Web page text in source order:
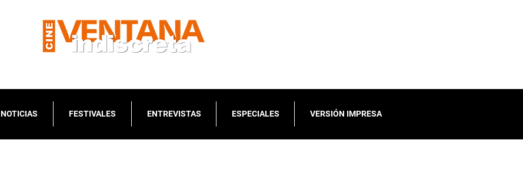
NOTICIAS FESTIVALES ENTREVISTAS ESPECIALES VERSIÓN IMPRESA